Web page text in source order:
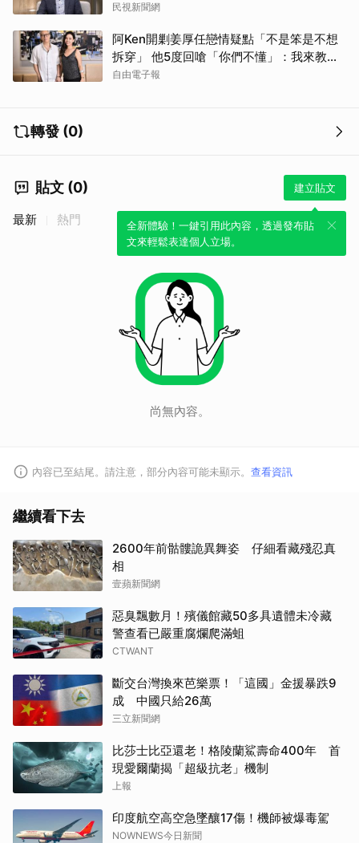
民視新聞網
阿Ken開剿姜厚任戀情疑點「不是笨是不想
拆穿」 他5度回嗆「你們不懂」：我來教育
你們
自由電子報
轉發 (0)
貼文 (0) 建立貼文
全新體驗！一鍵引用此內容，透過發布貼
文來輕鬆表達個人立場。
最新 熱門
尚無內容。
內容已至結尾。請注意，部分內容可能未顯示。 查看資訊
繼續看下去
2600年前骷髏詭異舞姿 仔細看藏殘忍真
相
壹蘋新聞網
惡臭飄數月！殯儀館藏50多具遺體未冷藏
警查看已嚴重腐爛爬滿蛆
CTWANT
斷交台灣換來芭樂票！「這國」金援暴跌9
成 中國只給26萬
三立新聞網
比莎士比亞還老！格陵蘭鯊壽命400年 首
現愛爾蘭揭「超級抗老」機制
上報
印度航空高空急墜釀17傷！機師被爆毒駕
NOWNEWS今日新聞